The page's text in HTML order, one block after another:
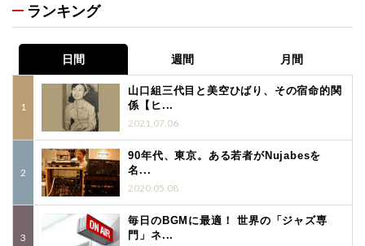
ランキング
日間 週間 月間
山口組三代目と美空ひばり、その宿命的関
係【ヒ...
2021.07.06
90年代、東京。ある若者がNujabesを
名...
2020.05.08
毎日のBGMに最適！ 世界の「ジャズ専
門」ネ...